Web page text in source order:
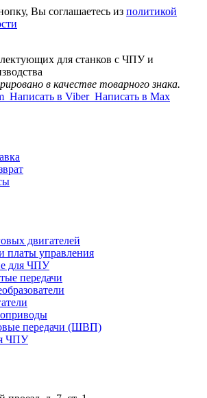
Вы соглашаетесь из политикой
для станков с ЧПУ и
в качестве товарного знака.
Написать в Viber Написать в Max
двигателей
платы управления
для ЧПУ
передачи
передачи (ШВП)
ЧПУ